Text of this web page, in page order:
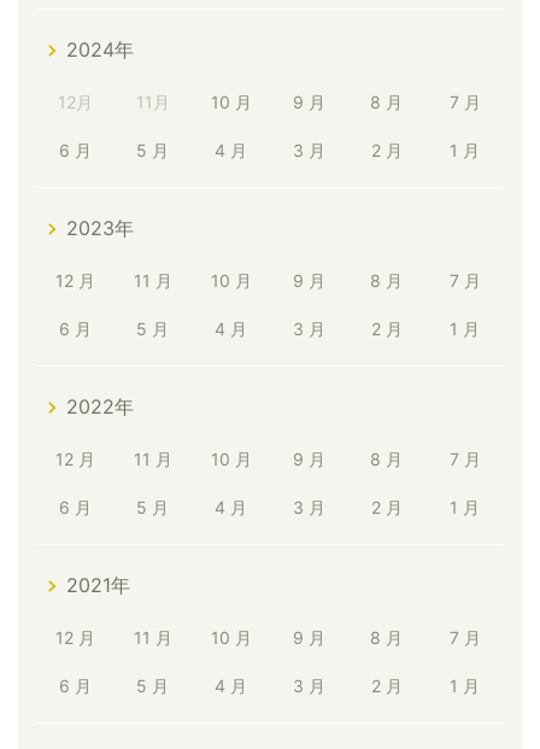
2024年
12月 11月 10 月 9 月 8 月 7 月
6 月 5 月 4 月 3 月 2 月 1 月
2023年
12 月 11 月 10 月 9 月 8 月 7 月
6 月 5 月 4 月 3 月 2 月 1 月
2022年
12 月 11 月 10 月 9 月 8 月 7 月
6 月 5 月 4 月 3 月 2 月 1 月
2021年
12 月 11 月 10 月 9 月 8 月 7 月
6 月 5 月 4 月 3 月 2 月 1 月